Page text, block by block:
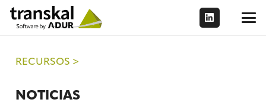
RECURSOS >
NOTICIAS